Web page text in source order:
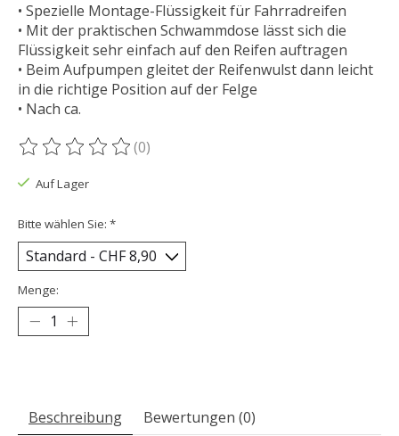
• Spezielle Montage-Flüssigkeit für Fahrradreifen
• Mit der praktischen Schwammdose lässt sich die
Flüssigkeit sehr einfach auf den Reifen auftragen
• Beim Aufpumpen gleitet der Reifenwulst dann leicht
in die richtige Position auf der Felge
• Nach ca.
Die Bewertung dieses Produkts ist
(0)
Auf Lager
Bitte wählen Sie: *
Menge:
Beschreibung Bewertungen (0)